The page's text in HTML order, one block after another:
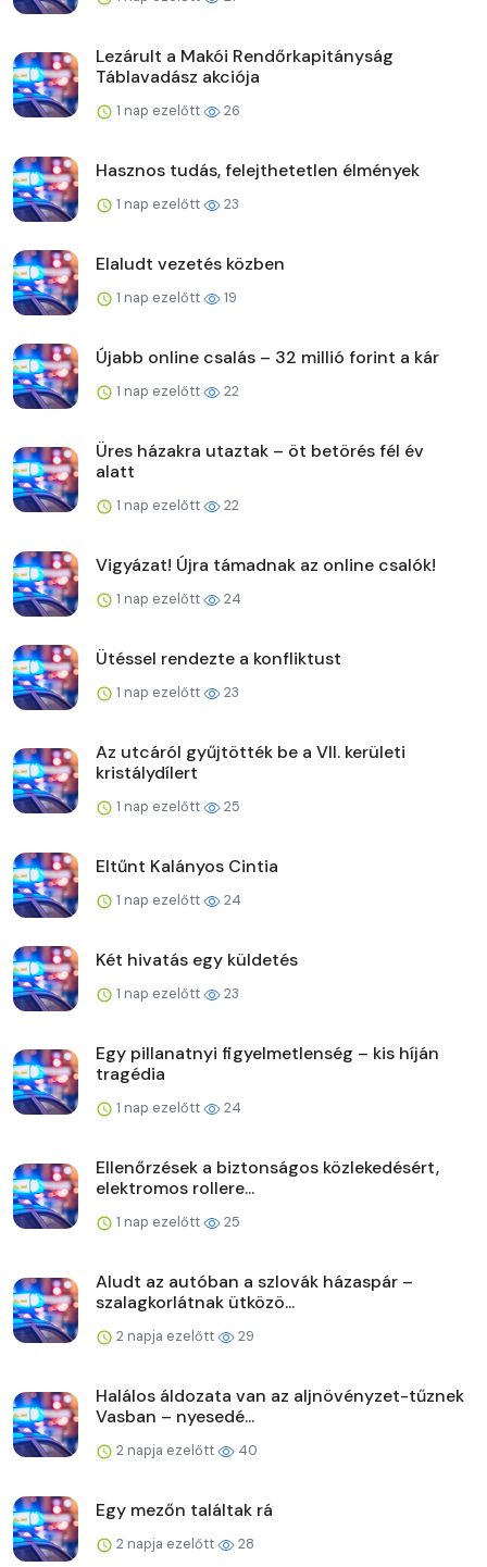
Lezárult a Makói Rendőrkapitányság
Táblavadász akciója
1 nap ezelőtt 26
Hasznos tudás, felejthetetlen élmények
1 nap ezelőtt 23
Elaludt vezetés közben
1 nap ezelőtt 19
Újabb online csalás – 32 millió forint a kár
1 nap ezelőtt 22
Üres házakra utaztak – öt betörés fél év
alatt
1 nap ezelőtt 22
Vigyázat! Újra támadnak az online csalók!
1 nap ezelőtt 24
Ütéssel rendezte a konfliktust
1 nap ezelőtt 23
Az utcáról gyűjtötték be a VII. kerületi
kristálydílert
1 nap ezelőtt 25
Eltűnt Kalányos Cintia
1 nap ezelőtt 24
Két hivatás egy küldetés
1 nap ezelőtt 23
Egy pillanatnyi figyelmetlenség – kis híján
tragédia
1 nap ezelőtt 24
Ellenőrzések a biztonságos közlekedésért,
elektromos rollere...
1 nap ezelőtt 25
Aludt az autóban a szlovák házaspár –
szalagkorlátnak ütközö...
2 napja ezelőtt 29
Halálos áldozata van az aljnövényzet-tűznek
Vasban – nyesedé...
2 napja ezelőtt 40
Egy mezőn találtak rá
2 napja ezelőtt 28